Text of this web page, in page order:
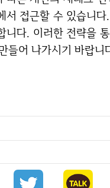
서 접근할 수 있습니
니다. 이러한 전략을
들어 나가시기 바랍니